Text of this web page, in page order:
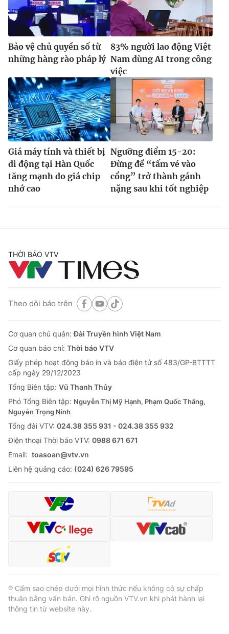
® Cấm sao chép dưới mọi hình thức nếu không có sự chấp
thuận bằng văn bản. Ghi rõ nguồn VTV.vn khi phát hành lại
thông tin từ website này.
Bảo vệ chủ quyền số từ
những hàng rào pháp lý
83% người lao động Việt
Nam dùng AI trong công
việc
Giá máy tính và thiết bị
di động tại Hàn Quốc
tăng mạnh do giá chip
nhớ cao
Ngưỡng điểm 15-20:
Đừng để “tấm vé vào
cổng” trở thành gánh
nặng sau khi tốt nghiệp
THỜI BÁO VTV
Theo dõi báo trên
Cơ quan chủ quản:Đài Truyền hình Việt Nam
Cơ quan báo chí: Thời báo VTV
Giấy phép hoạt động báo in và báo điện tử số 483/GP-BTTTT
cấp ngày 29/12/2023
Tổng Biên tập: Vũ Thanh Thủy
Phó Tổng Biên tập: Nguyễn Thị Mỹ Hạnh, Phạm Quốc Thắng,
Nguyễn Trọng Ninh
Tổng đài VTV: 024.38 355 931 - 024.38 355 932
Ðiện thoại Thời báo VTV: 0988 671 671
Email: toasoan@vtv.vn
Liên hệ quảng cáo: (024) 626 79595
® Cấm sao chép dưới mọi hình thức nếu không có sự chấp
thuận bằng văn bản. Ghi rõ nguồn VTV.vn khi phát hành lại
thông tin từ website này.